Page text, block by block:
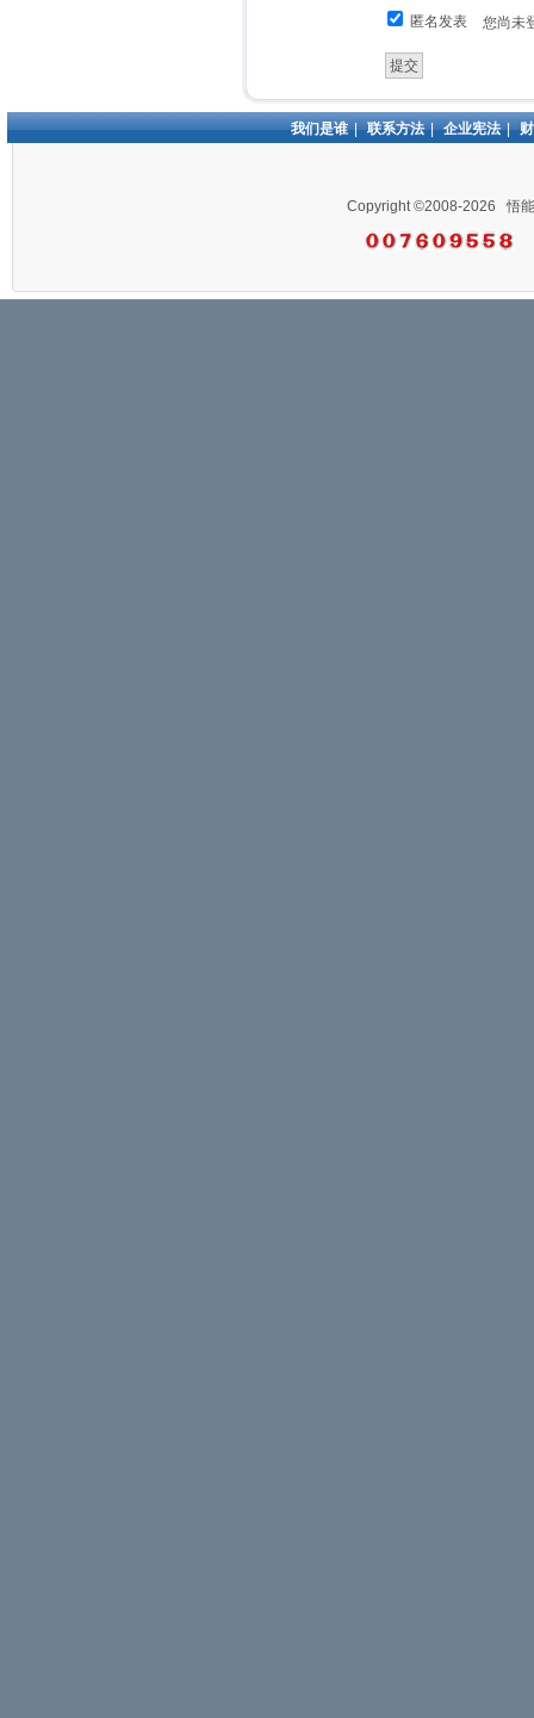
匿名发表 您尚未
Copyright ©2008-2026 悟
我们是谁 | 联系方法 | 企业宪法 |